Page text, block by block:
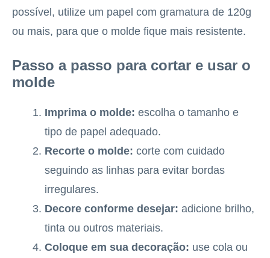
possível, utilize um papel com gramatura de 120g
ou mais, para que o molde fique mais resistente.
Passo a passo para cortar e usar o
molde
Imprima o molde: escolha o tamanho e
tipo de papel adequado.
Recorte o molde: corte com cuidado
seguindo as linhas para evitar bordas
irregulares.
Decore conforme desejar: adicione brilho,
tinta ou outros materiais.
Coloque em sua decoração: use cola ou